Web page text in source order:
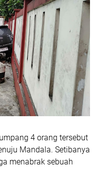
4 orang tersebut
Mandala. Setibanya
menabrak sebuah